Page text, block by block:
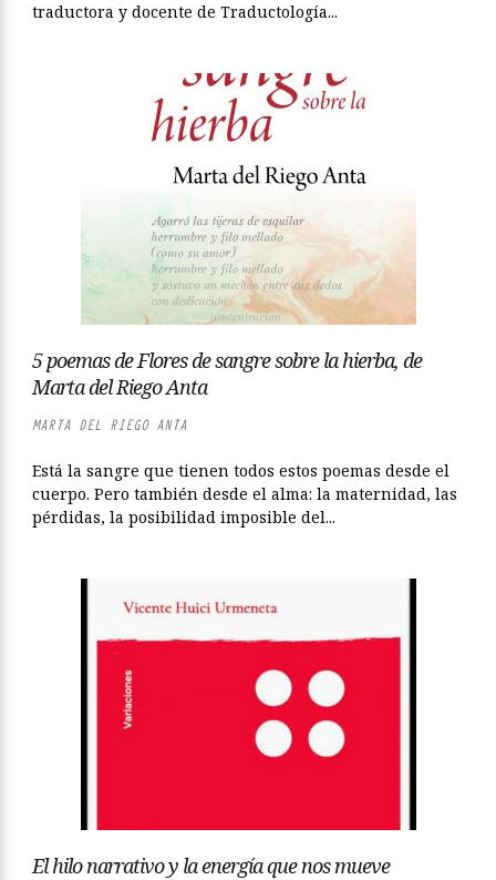
traductora y docente de Traductología...
5 poemas de Flores de sangre sobre la hierba, de
Marta del Riego Anta
MARTA DEL RIEGO ANTA
Está la sangre que tienen todos estos poemas desde el
cuerpo. Pero también desde el alma: la maternidad, las
pérdidas, la posibilidad imposible del...
El hilo narrativo y la energía que nos mueve